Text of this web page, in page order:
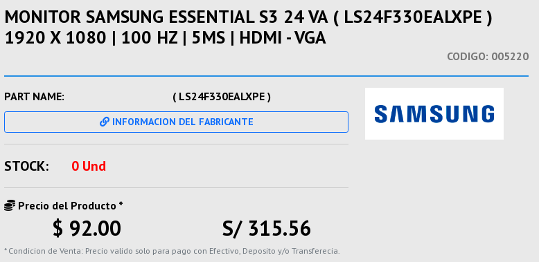
MONITOR SAMSUNG ESSENTIAL S3 24 VA ( LS24F330EALXPE )
1920 X 1080 | 100 HZ | 5MS | HDMI - VGA
CODIGO: 005220
PART NAME: ( LS24F330EALXPE )
INFORMACION DEL FABRICANTE
STOCK: 0 Und
Precio del Producto *
$ 92.00 S/ 315.56
* Condicion de Venta: Precio valido solo para pago con Efectivo, Deposito y/o Transferecia.